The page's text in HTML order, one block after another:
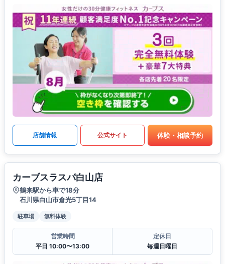
店舗情報 公式サイト 体験・相談予約
カーブスラスパ白山店
鶴来駅から車で18分
石川県白山市倉光5丁目14
駐車場 無料体験
営業時間
平日 10:00〜13:00
定休日
毎週日曜日